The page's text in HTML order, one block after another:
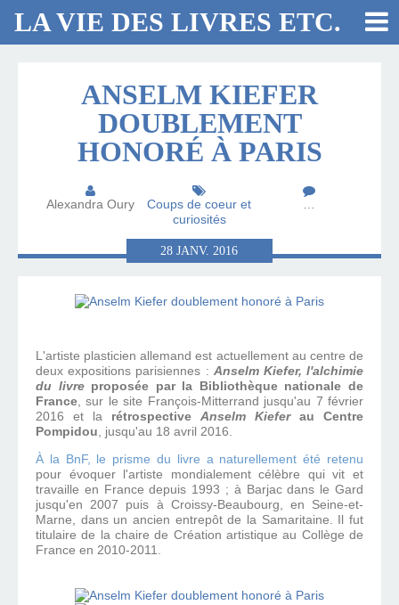
LA VIE DES LIVRES ETC.
ANSELM KIEFER
DOUBLEMENT
HONORÉ À PARIS
Alexandra Oury
Coups de coeur et
curiosités
…
28JANV.2016
L'artiste plasticien allemand est actuellement au centre de
deux expositions parisiennes : Anselm Kiefer, l'alchimie
du livreproposée par la Bibliothèque nationale de
France, sur le site François-Mitterrand jusqu'au 7 février
2016 et la rétrospective Anselm Kieferau Centre
Pompidou, jusqu'au 18 avril 2016.
À la BnF, le prisme du livre a naturellement été retenu
pour évoquer l'artiste mondialement célèbre qui vit et
travaille en France depuis 1993 ; à Barjac dans le Gard
jusqu'en 2007 puis à Croissy-Beaubourg, en Seine-et-
Marne, dans un ancien entrepôt de la Samaritaine. Il fut
titulaire de la chaire de Création artistique au Collège de
France en 2010-2011.